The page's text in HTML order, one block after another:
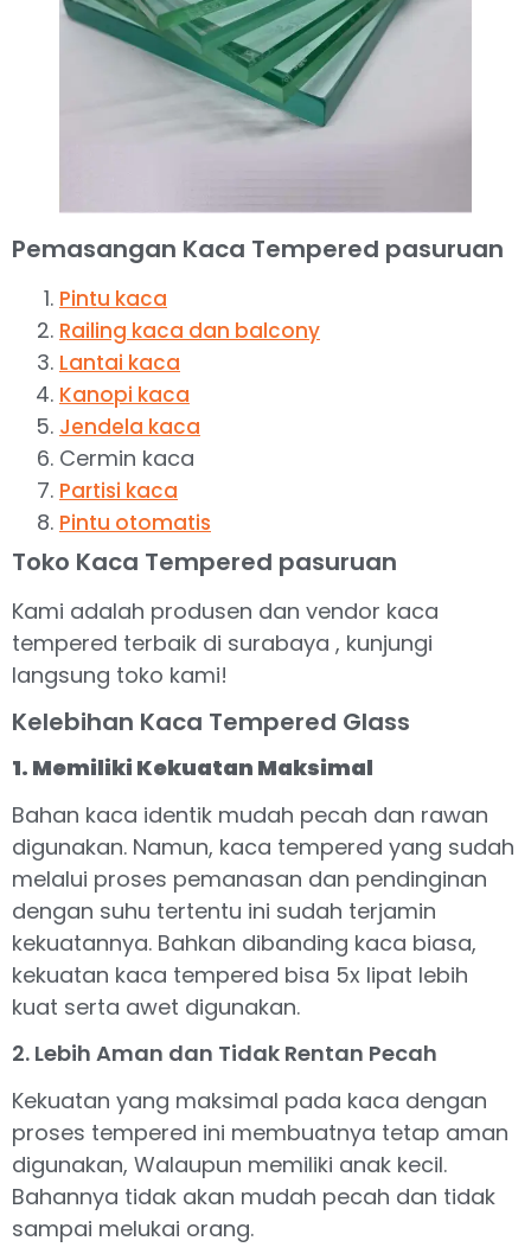
Pemasangan Kaca Tempered pasuruan
Pintu kaca
Railing kaca dan balcony
Lantai kaca
Kanopi kaca
Jendela kaca
Cermin kaca
Partisi kaca
Pintu otomatis
Toko Kaca Tempered pasuruan
Kami adalah produsen dan vendor kaca
tempered terbaik di surabaya , kunjungi
langsung toko kami!
Kelebihan Kaca Tempered Glass
1. Memiliki Kekuatan Maksimal
Bahan kaca identik mudah pecah dan rawan
digunakan. Namun, kaca tempered yang sudah
melalui proses pemanasan dan pendinginan
dengan suhu tertentu ini sudah terjamin
kekuatannya. Bahkan dibanding kaca biasa,
kekuatan kaca tempered bisa 5x lipat lebih
kuat serta awet digunakan.
2. Lebih Aman dan Tidak Rentan Pecah
Kekuatan yang maksimal pada kaca dengan
proses tempered ini membuatnya tetap aman
digunakan, Walaupun memiliki anak kecil.
Bahannya tidak akan mudah pecah dan tidak
sampai melukai orang.